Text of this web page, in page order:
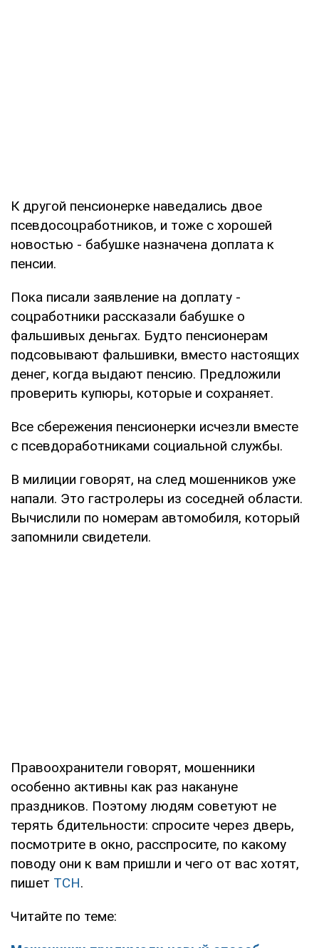
К другой пенсионерке наведались двое
псевдосоцработников, и тоже с хорошей
новостью - бабушке назначена доплата к
пенсии.
Пока писали заявление на доплату -
соцработники рассказали бабушке о
фальшивых деньгах. Будто пенсионерам
подсовывают фальшивки, вместо настоящих
денег, когда выдают пенсию. Предложили
проверить купюры, которые и сохраняет.
Все сбережения пенсионерки исчезли вместе
с псевдоработниками социальной службы.
В милиции говорят, на след мошенников уже
напали. Это гастролеры из соседней области.
Вычислили по номерам автомобиля, который
запомнили свидетели.
Правоохранители говорят, мошенники
особенно активны как раз накануне
праздников. Поэтому людям советуют не
терять бдительности: спросите через дверь,
посмотрите в окно, расспросите, по какому
поводу они к вам пришли и чего от вас хотят,
пишет ТСН.
Читайте по теме: